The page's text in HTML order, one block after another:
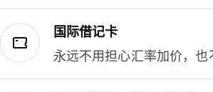
国际借记卡
永远不用担心汇率加价，也